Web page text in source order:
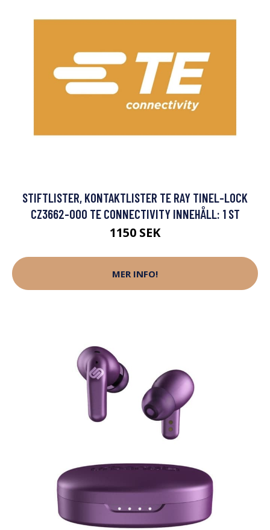
STIFTLISTER, KONTAKTLISTER TE RAY TINEL-LOCK
CZ3662-000 TE CONNECTIVITY INNEHÅLL: 1 ST
1150 SEK
MER INFO!